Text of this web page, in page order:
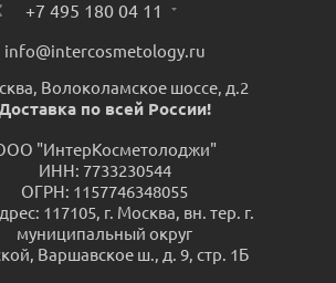
+7 495 180 04 11
info@intercosmetology.ru
Волоколамское шоссе, д.2
по всей России!
"ИнтерКосметолоджи"
ИНН: 7733230544
ОГРН: 1157746348055
117105, г. Москва, вн. тер. г.
муниципальный округ
Варшавское ш., д. 9, стр. 1Б